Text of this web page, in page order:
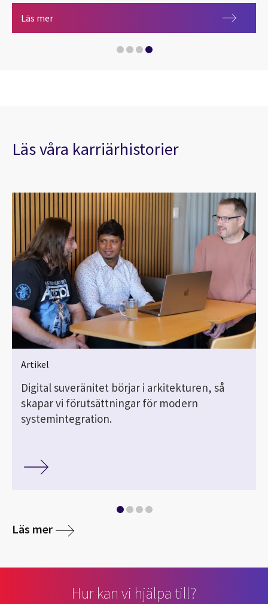
Läs merIntervju med Natalie Petkovic, operativteknik-
Läs våra karriärhistorier
Artikel
Digital suveränitet börjar i arkitekturen, så
skapar vi förutsättningar för modern
systemintegration.
Läs mermedia
Hur kan vi hjälpa till?